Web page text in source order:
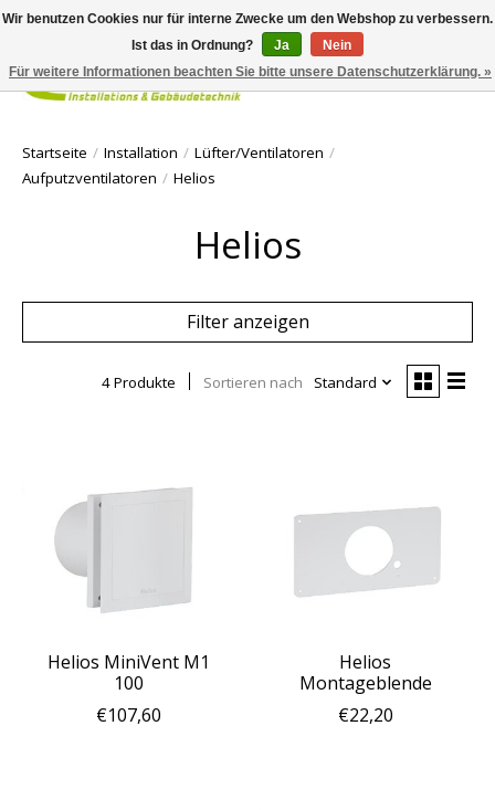
Ihr
Startseite / Installation / Lüfter/Ventilatoren /
Aufputzventilatoren / Helios
Helios
Filter anzeigen
4 Produkte Sortieren nach Standard
Helios MiniVent M1
100
€107,60
Helios
Montageblende
€22,20
Wir benutzen Cookies nur für interne Zwecke um den Webshop zu verbessern.
Ist das in Ordnung?
Ja
Nein
Für weitere Informationen beachten Sie bitte unsere Datenschutzerklärung. »